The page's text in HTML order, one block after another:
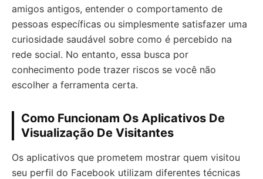
amigos antigos, entender o comportamento de
pessoas específicas ou simplesmente satisfazer uma
curiosidade saudável sobre como é percebido na
rede social. No entanto, essa busca por
conhecimento pode trazer riscos se você não
escolher a ferramenta certa.
Como Funcionam Os Aplicativos De
Visualização De Visitantes
Os aplicativos que prometem mostrar quem visitou
seu perfil do Facebook utilizam diferentes técnicas